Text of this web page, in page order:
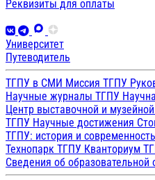
Реквизиты для оплаты
Университет
Путеводитель
ТГПУ в СМИ Миссия ТГПУ
Научные журналы ТГПУ
Центр выставочной и
ТГПУ Научные достижения
ТГПУ: история и современность
Технопарк ТГПУ Кванториум
Сведения об образовательной